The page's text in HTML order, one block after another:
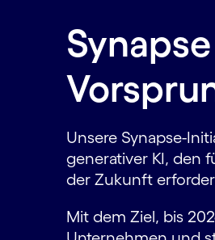
Unsere Synapse-
generativer KI, den
der Zukunft
Mit dem Ziel, bis